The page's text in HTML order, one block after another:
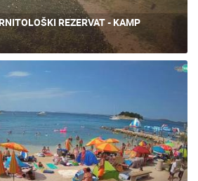
REZERVAT - KAMP